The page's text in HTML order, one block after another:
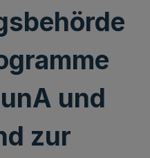
und
zur